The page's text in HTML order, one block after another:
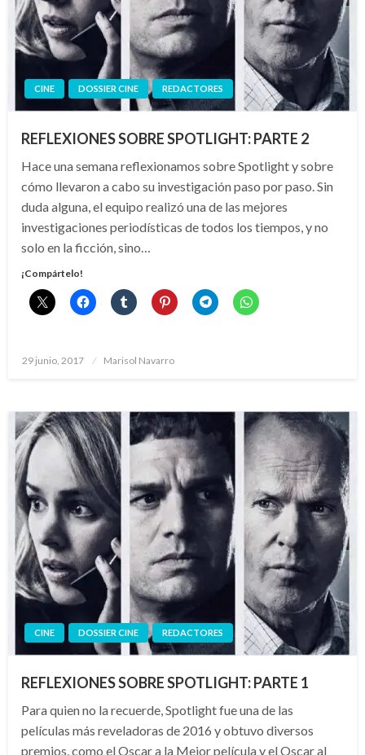
CINE DOSSIER CINE REDACTORES
REFLEXIONES SOBRE SPOTLIGHT: PARTE 2
Hace una semana reflexionamos sobre Spotlight y sobre
cómo llevaron a cabo su investigación paso por paso. Sin
duda alguna, el equipo realizó una de las mejores
investigaciones periodísticas de todos los tiempos, y no
solo en la ficción, sino…
¡Compártelo!
Publicado
29 junio, 2017 Marisol Navarro
CINE DOSSIER CINE REDACTORES
REFLEXIONES SOBRE SPOTLIGHT: PARTE 1
Para quien no la recuerde, Spotlight fue una de las
películas más reveladoras de 2016 y obtuvo diversos
premios, como el Oscar a la Mejor película y el Oscar al